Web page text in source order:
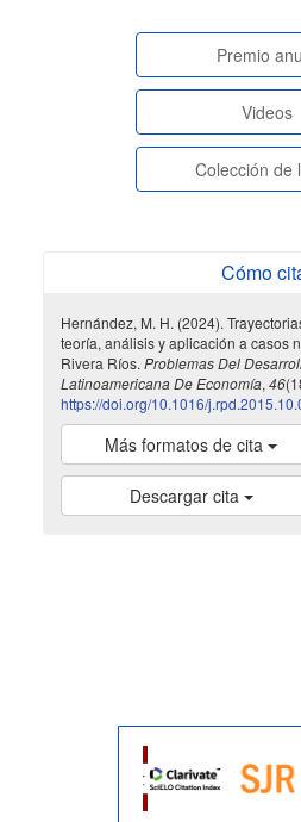
Premio
Videos
Colección de
Cómo
Hernández, M. H. (2024).
teoría, análisis y aplicación a casos
Rivera Ríos. Problemas Del
Latinoamericana De Economía, 46
https://doi.org/10.1016/
Más formatos de cita
Descargar cita